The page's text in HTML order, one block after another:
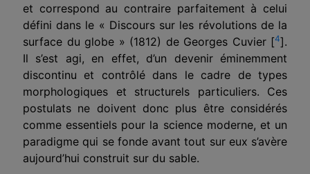
et correspond au contraire parfaitement à celui
défini dans le « Discours sur les révolutions de la
surface du globe » (1812) de Georges Cuvier [4].
Il s’est agi, en effet, d’un devenir éminemment
discontinu et contrôlé dans le cadre de types
morphologiques et structurels particuliers. Ces
postulats ne doivent donc plus être considérés
comme essentiels pour la science moderne, et un
paradigme qui se fonde avant tout sur eux s’avère
aujourd’hui construit sur du sable.